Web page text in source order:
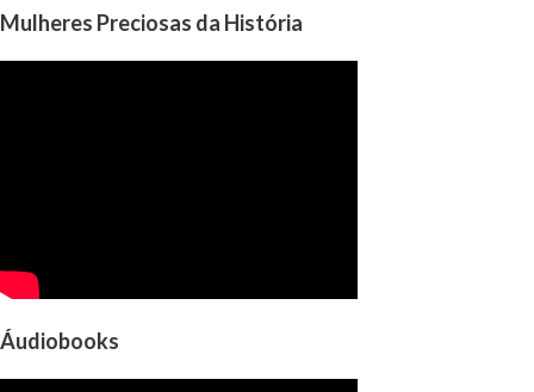
Mulheres Preciosas da História
Áudiobooks